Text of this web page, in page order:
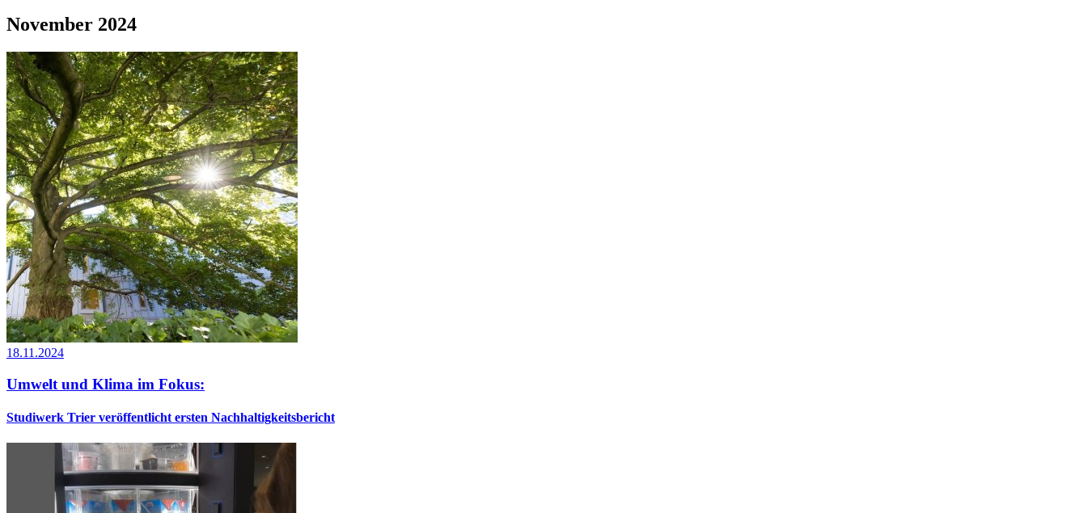
November 2024
18.11.2024
Umwelt und Klima im Fokus:
Studiwerk Trier veröffentlicht ersten Nachhaltigkeitsbericht